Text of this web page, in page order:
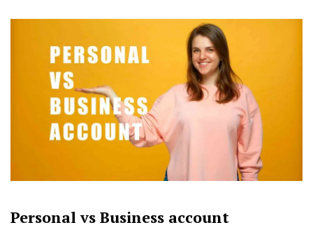
Personal vs Business account